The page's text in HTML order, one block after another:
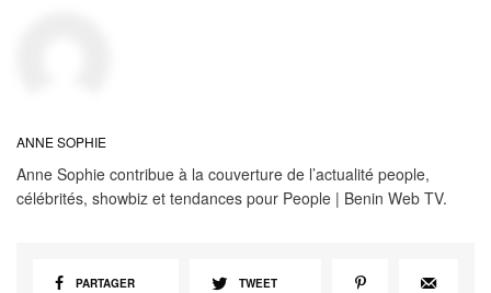
ANNE SOPHIE
Anne Sophie contribue à la couverture de l’actualité people,
célébrités, showbiz et tendances pour People | Benin Web TV.
PARTAGER TWEET